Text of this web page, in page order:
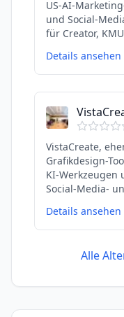
US-AI-
und Social-
für Creator,
Details ansehen
VistaCreate,
Grafikdesign-
KI-Werkzeugen
Social-Media-
Details ansehen
Alle